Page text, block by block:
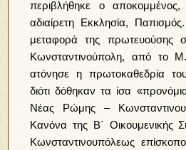
περιβλήθηκε ο
αδιαίρετη Εκκλησία,
μεταφορά της πρωτευούσης
Κωνσταντινούπολη, από το
ατόνησε η πρωτοκαθεδρία
διότι δόθηκαν τα ίσα
Νέας Ρώμης –
Κανόνα της Β΄ Οικουμενικής
Κωνσταντινουπόλεως